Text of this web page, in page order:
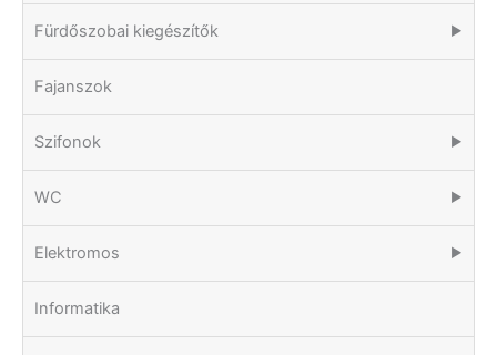
Fürdőszobai kiegészítők ▶
Fajanszok
Szifonok ▶
WC ▶
Elektromos ▶
Informatika